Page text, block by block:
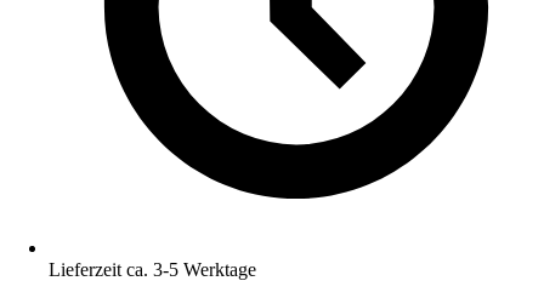
Lieferzeit ca. 3-5 Werktage